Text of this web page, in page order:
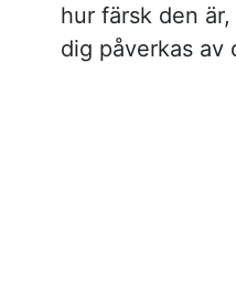
hur färsk den
dig påverkas av